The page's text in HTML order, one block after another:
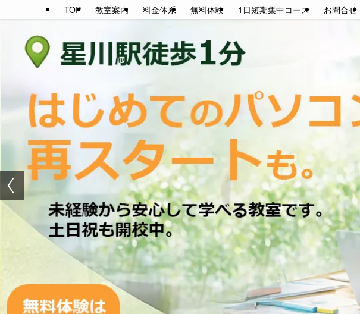
TOP 教室案内 料金体系 無料体験 1日短期集中コース お問合せ